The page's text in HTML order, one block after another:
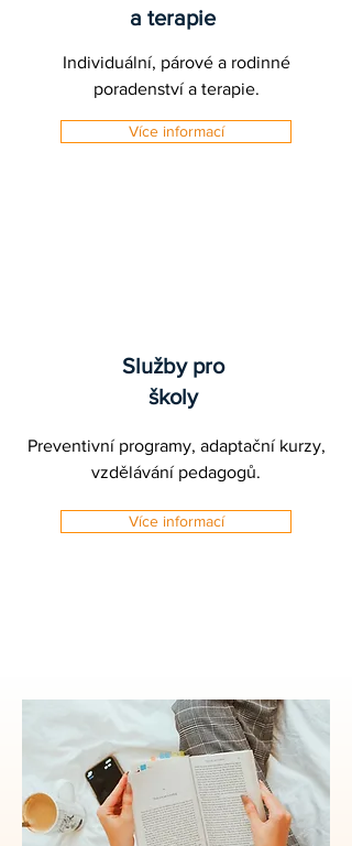
a terapie
Individuální, párové a rodinné
poradenství a terapie.
Více informací
Služby pro
školy
Preventivní programy, adaptační kurzy,
vzdělávání pedagogů.
Více informací